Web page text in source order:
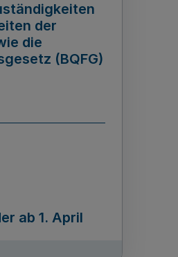
der
die
(BQFG)
ab 1. April